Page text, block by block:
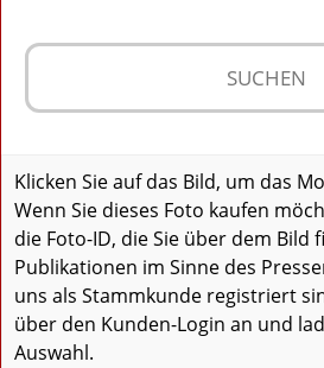
Klicken Sie auf das Bild, um das
Wenn Sie dieses Foto kaufen
die Foto-ID, die Sie über dem Bild
Publikationen im Sinne des
uns als Stammkunde registriert
über den Kunden-Login an und
Auswahl.